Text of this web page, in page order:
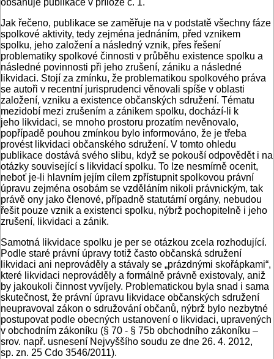
obsahuje publikace v příloze č. 1.
Jak řečeno, publikace se zaměřuje na v podstatě všechny fáze
spolkové aktivity, tedy zejména jednáním, před vznikem
spolku, jeho založení a následný vznik, přes řešení
problematiky spolkové činnosti v průběhu existence spolku a
následné povinnosti při jeho zrušení, zániku a následné
likvidaci. Stojí za zmínku, že problematikou spolkového práva
se autoři v recentní jurisprudenci věnovali spíše v oblasti
založení, vzniku a existence občanských sdružení. Tématu
mezidobí mezi zrušením a zánikem spolku, dochází-li k
jeho likvidaci, se mnoho prostoru prozatím nevěnovalo,
popřípadě pouhou zmínkou bylo informováno, že je třeba
provést likvidaci občanského sdružení. V tomto ohledu
publikace dostává svého slibu, když se pokouší odpovědět i na
otázky související s likvidací spolku. To lze nesmírně ocenit,
neboť je-li hlavním jejím cílem zpřístupnit spolkovou právní
úpravu zejména osobám se vzděláním nikoli právnickým, tak
právě ony jako členové, případně statutární orgány, nebudou
řešit pouze vznik a existenci spolku, nýbrž pochopitelně i jeho
zrušení, likvidaci a zánik.
Samotná likvidace spolku je per se otázkou zcela rozhodující.
Podle staré právní úpravy totiž často občanská sdružení
likvidaci ani neprováděly a stávaly se „prázdnými skořápkami“,
které likvidaci neprováděly a formálně právně existovaly, aniž
by jakoukoli činnost vyvíjely. Problematickou byla snad i sama
skutečnost, že právní úpravu likvidace občanských sdružení
neupravoval zákon o sdružování občanů, nýbrž bylo nezbytné
postupovat podle obecných ustanovení o likvidaci, upravených
v obchodním zákoníku (§ 70 - § 75b obchodního zákoníku –
srov. např. usnesení Nejvyššího soudu ze dne 26. 4. 2012,
sp. zn. 25 Cdo 3546/2011).